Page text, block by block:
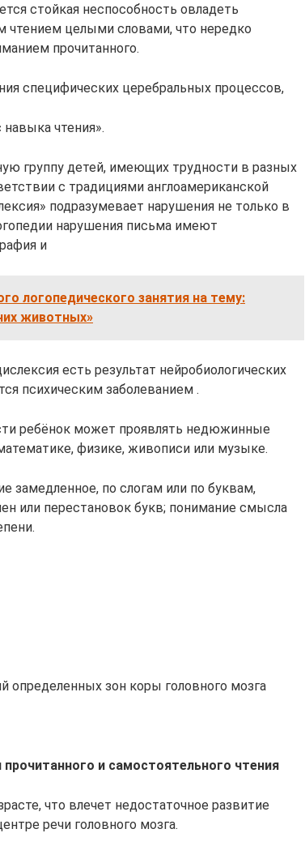
стойкая неспособность овладеть
чтением целыми словами, что нередко
прочитанного.
специфических церебральных процессов,
чтения».
группу детей, имеющих трудности в разных
с традициями англоамериканской
подразумевает нарушения не только в
нарушения письма имеют
и
логопедического занятия на тему:
животных»
есть результат нейробиологических
психическим заболеванием .
ребёнок может проявлять недюжинные
физике, живописи или музыке.
замедленное, по слогам или по буквам,
или перестановок букв; понимание смысла
определенных зон коры головного мозга
и самостоятельного чтения
что влечет недостаточное развитие
речи головного мозга.